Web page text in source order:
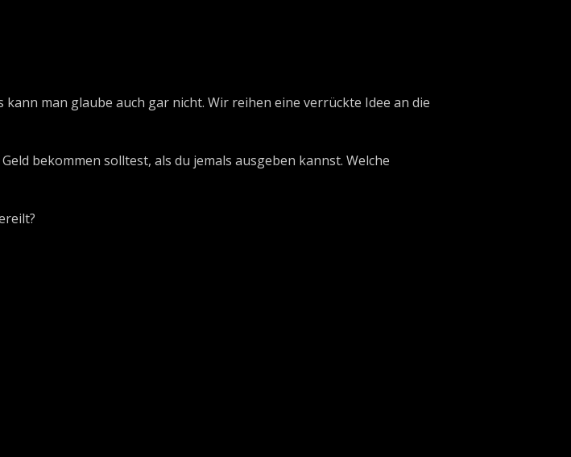
man glaube auch gar nicht. Wir reihen eine verrückte Idee an die
bekommen solltest, als du jemals ausgeben kannst. Welche